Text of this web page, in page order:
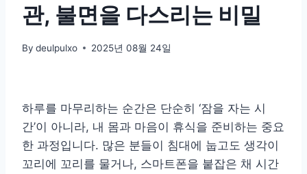
관, 불면을 다스리는 비밀
By deulpulxo 2025년 08월 24일
하루를 마무리하는 순간은 단순히 ‘잠을 자는 시
간’이 아니라, 내 몸과 마음이 휴식을 준비하는 중요
한 과정입니다. 많은 분들이 침대에 눕고도 생각이
꼬리에 꼬리를 물거나, 스마트폰을 붙잡은 채 시간